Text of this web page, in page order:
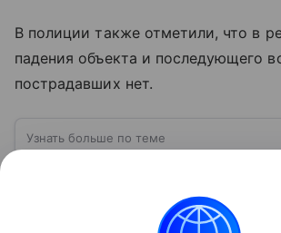
В полиции также отметили, что в
падения объекта и последующего
пострадавших нет.
Узнать больше по теме
Сотню лет назад устройства, которые
пилота на борту и выполняют